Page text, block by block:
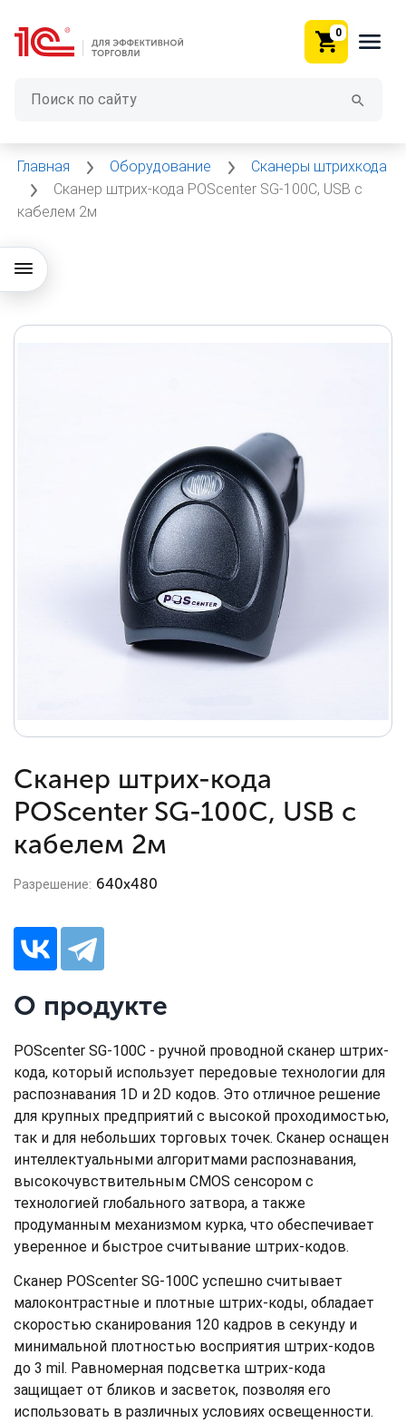
0
Главная Оборудование
Сканеры штрихкода
Сканер штрих-кода POScenter SG-100C, USB с
кабелем 2м
Сканер штрих-кода
POScenter SG-100C, USB с
кабелем 2м
Разрешение: 640х480
О продукте
POScenter SG-100C - ручной проводной сканер штрих-
кода, который использует передовые технологии для
распознавания 1D и 2D кодов. Это отличное решение
для крупных предприятий с высокой проходимостью,
так и для небольших торговых точек. Сканер оснащен
интеллектуальными алгоритмами распознавания,
высокочувствительным CMOS сенсором с
технологией глобального затвора, а также
продуманным механизмом курка, что обеспечивает
уверенное и быстрое считывание штрих-кодов.
Сканер POScenter SG-100C успешно считывает
малоконтрастные и плотные штрих-коды, обладает
скоростью сканирования 120 кадров в секунду и
минимальной плотностью восприятия штрих-кодов
до 3 mil. Равномерная подсветка штрих-кода
защищает от бликов и засветок, позволяя его
использовать в различных условиях освещенности.